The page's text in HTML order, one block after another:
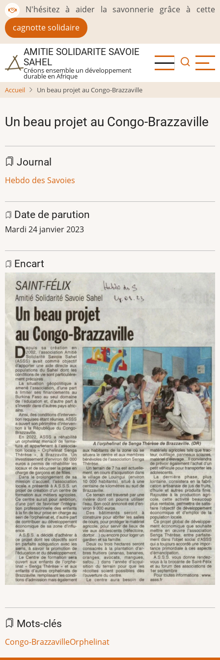
Aller
au
contenu
principal
N'hésitez à aider la savonnerie grâce à cette
cagnotte solidaire
AMITIE SOLIDARITE SAVOIE
SAHEL
Créons ensemble un développement
durable en Afrique
Accueil
Un beau projet au Congo-Brazzaville
Un beau projet au Congo-Brazzaville
Journal
Hebdo des Savoies
Date de parution
Mardi 24 janvier 2023
Encart
Mots-clés
Congo-BrazzavilleOrphelinat